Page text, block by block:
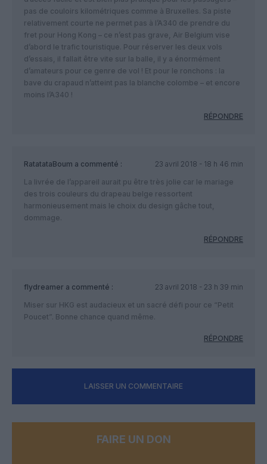
pas de couloirs kilométriques comme à Bruxelles. Sa piste
relativement courte ne permet pas à l’A340 de prendre du
fret pour Hong Kong – ce n’est pas grave, Air Belgium vise
d’abord le trafic touristique. Pour réserver les deux vols
d’essais, il fallait être vite sur la balle, il y a énormément
d’amateurs pour ce genre de vol ! Et pour le ronchons : la
bave du crapaud n’atteint pas la blanche colombe – et encore
moins l’A340 !
RÉPONDRE
RatatataBoum a commenté :
23 avril 2018 - 18 h 46 min
La livrée de l’appareil aurait pu être très jolie car le mariage
des trois couleurs du drapeau belge ressortent
harmonieusement mais le choix du design gâche tout,
dommage.
RÉPONDRE
flydreamer a commenté :
23 avril 2018 - 23 h 39 min
Miser sur HKG est audacieux et un sacré défi pour ce “Petit
Poucet”. Bonne chance quand même.
RÉPONDRE
LAISSER UN COMMENTAIRE
FAIRE UN DON